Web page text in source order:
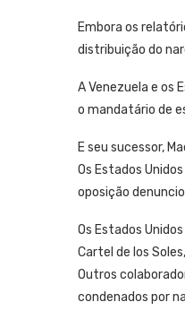
Embora os
distribuição do
A Venezuela e os
o mandatário de
E seu sucessor,
Os Estados
oposição
Os Estados
Cartel de los
Outros
condenados por